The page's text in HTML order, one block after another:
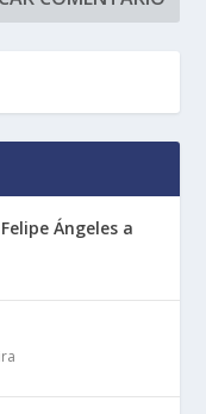
Ángeles a